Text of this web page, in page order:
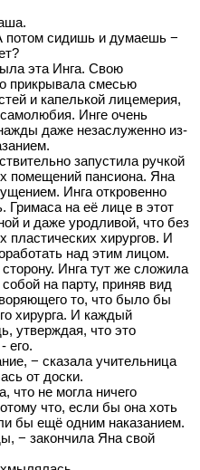
потом сидишь и думаешь −
эта Инга. Свою
прикрывала смесью
и капелькой лицемерия,
самолюбия. Инге очень
даже незаслуженно из-
запустила ручкой
помещений пансиона. Яна
Инга откровенно
Гримаса на её лице в этот
и даже уродливой, что без
пластических хирургов. И
над этим лицом.
Инга тут же сложила
на парту, приняв вид
то, что было бы
хирурга. И каждый
утверждая, что это
его.
− сказала учительница
от доски.
что не могла ничего
что, если бы она хоть
бы ещё одним наказанием.
− закончила Яна свой